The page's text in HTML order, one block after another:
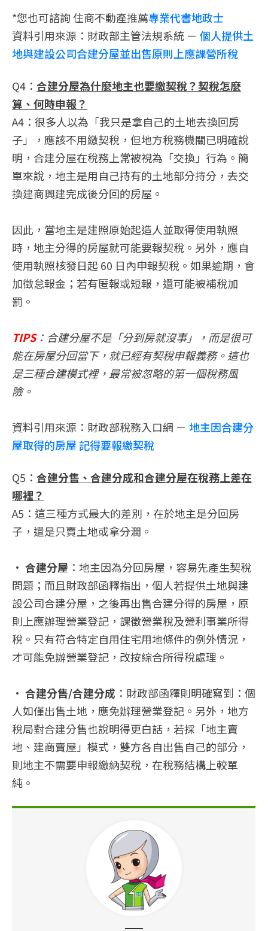
*您也可諮詢 住商不動產推薦專業代書地政士
資料引用來源：財政部主管法規系統 － 個人提供土
地與建設公司合建分屋並出售原則上應課營所稅
Q4： 合建分屋為什麼地主也要繳契稅？契稅怎麼
算、何時申報？
A4：很多人以為「我只是拿自己的土地去換回房
子」，應該不用繳契稅，但地方稅務機關已明確說
明，合建分屋在稅務上常被視為「交換」行為。簡
單來說，地主是用自己持有的土地部分持分，去交
換建商興建完成後分回的房屋。
因此，當地主是建照原始起造人並取得使用執照
時，地主分得的房屋就可能要報契稅。另外，應自
使用執照核發日起 60 日內申報契稅。如果逾期，會
加徵怠報金；若有匿報或短報，還可能被補稅加
罰。
TIPS：合建分屋不是「分到房就沒事」，而是很可
能在房屋分回當下，就已經有契稅申報義務。這也
是三種合建模式裡，最常被忽略的第一個稅務風
險。
資料引用來源：財政部稅務入口網 － 地主因合建分
屋取得的房屋 記得要報繳契稅
Q5： 合建分售、合建分成和合建分屋在稅務上差在
哪裡？
A5：這三種方式最大的差別，在於地主是分回房
子，還是只賣土地或拿分潤。
• 合建分屋 ：地主因為分回房屋，容易先產生契稅
問題；而且財政部函釋指出，個人若提供土地與建
設公司合建分屋，之後再出售合建分得的房屋，原
則上應辦理營業登記，課徵營業稅及營利事業所得
稅。只有符合特定自用住宅用地條件的例外情況，
才可能免辦營業登記，改按綜合所得稅處理。
• 合建分售/合建分成 ：財政部函釋則明確寫到：個
人如僅出售土地，應免辦理營業登記。另外，地方
稅局對合建分售也說明得更白話，若採「地主賣
地、建商賣屋」模式，雙方各自出售自己的部分，
則地主不需要申報繳納契稅，在稅務結構上較單
純。